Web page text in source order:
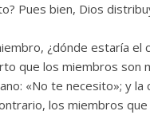
Pues bien, Dios
¿dónde estaría el
que los miembros son
«No te necesito»; y
los miembros